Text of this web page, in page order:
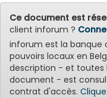
Ce document est
client inforum ?
inforum est la banque
pouvoirs locaux en
description - et toutes
document - est
contrat d'accès.